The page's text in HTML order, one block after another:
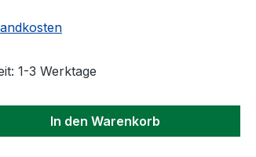
1-3 Werktage
den gewünschten Wert
In den Warenkorb